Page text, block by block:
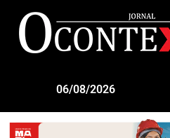
06/08/2026